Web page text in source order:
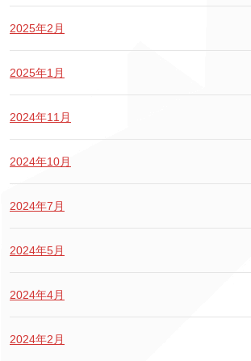
2025年2月
2025年1月
2024年11月
2024年10月
2024年7月
2024年5月
2024年4月
2024年2月